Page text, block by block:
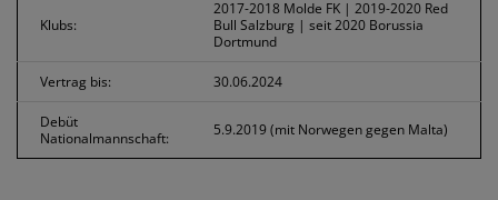
Klubs:
2017-2018 Molde FK | 2019-2020 Red
Bull Salzburg | seit 2020 Borussia
Dortmund
Vertrag bis: 30.06.2024
Debüt
Nationalmannschaft:
5.9.2019 (mit Norwegen gegen Malta)